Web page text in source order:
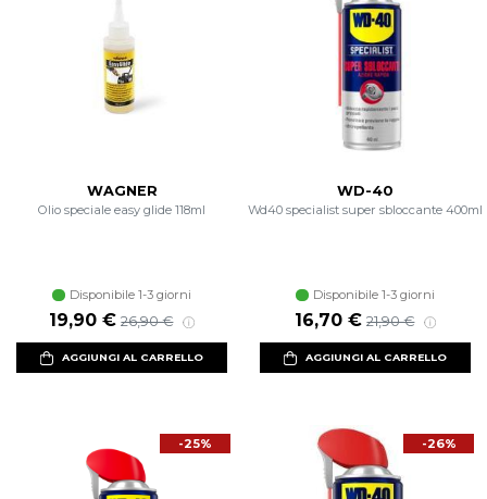
WAGNER
Olio speciale easy glide 118ml
Disponibile 1-3 giorni
Prezzo scontato
19,90 € Prezzo di listino
26,90 €
AGGIUNGI AL CARRELLO
WD-40
Wd40 specialist super sbloccante 400ml
Disponibile 1-3 giorni
Prezzo scontato
16,70 € Prezzo di listino
21,90 €
AGGIUNGI AL CARRELLO
-25% -26%